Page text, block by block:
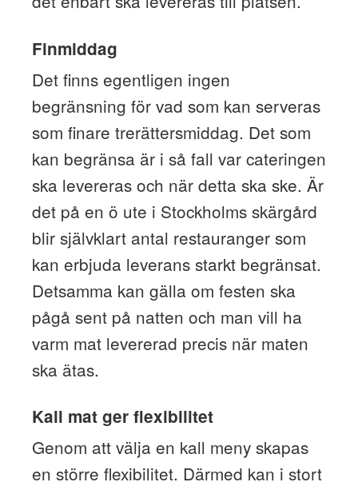
Finmiddag
Det finns egentligen ingen
begränsning för vad som kan serveras
som finare trerättersmiddag. Det som
kan begränsa är i så fall var cateringen
ska levereras och när detta ska ske. Är
det på en ö ute i Stockholms skärgård
blir självklart antal restauranger som
kan erbjuda leverans starkt begränsat.
Detsamma kan gälla om festen ska
pågå sent på natten och man vill ha
varm mat levererad precis när maten
ska ätas.
Kall mat ger flexibilitet
Genom att välja en kall meny skapas
en större flexibilitet. Därmed kan i stort